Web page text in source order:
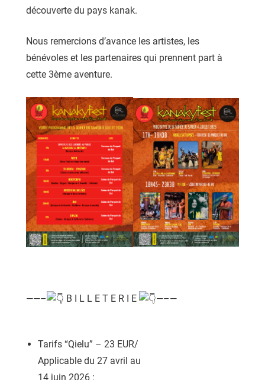
découverte du pays kanak.
Nous remercions d’avance les artistes, les
bénévoles et les partenaires qui prennent part à
cette 3ème aventure.
——– B I L L E T E R I E —–—
Tarifs “Qielu” – 23 EUR/
Applicable du 27 avril au
14 juin 2026 :